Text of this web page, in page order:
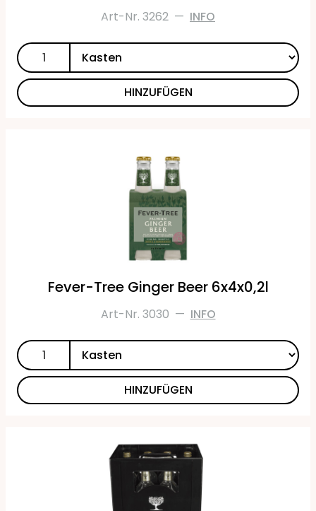
Art-Nr. 3262 — INFO
HINZUFÜGEN
Fever-Tree Ginger Beer 6x4x0,2l
Art-Nr. 3030 — INFO
HINZUFÜGEN